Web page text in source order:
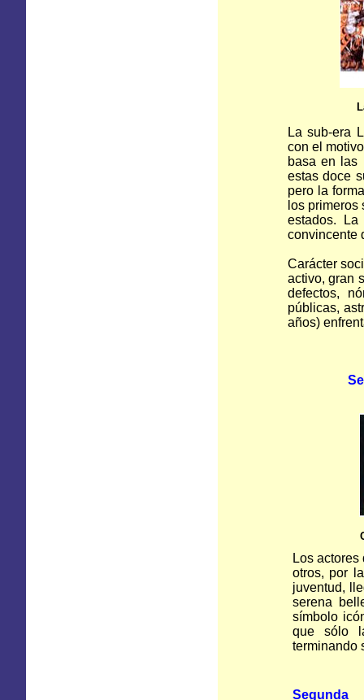
La sub-era
con el
basa en las
estas doce
pero la
los
estados.
convincente
Carácter
activo, gran
defectos,
públicas,
años)
Los
otros, por
juventud,
serena
símbolo
que sólo
terminando
Segunda